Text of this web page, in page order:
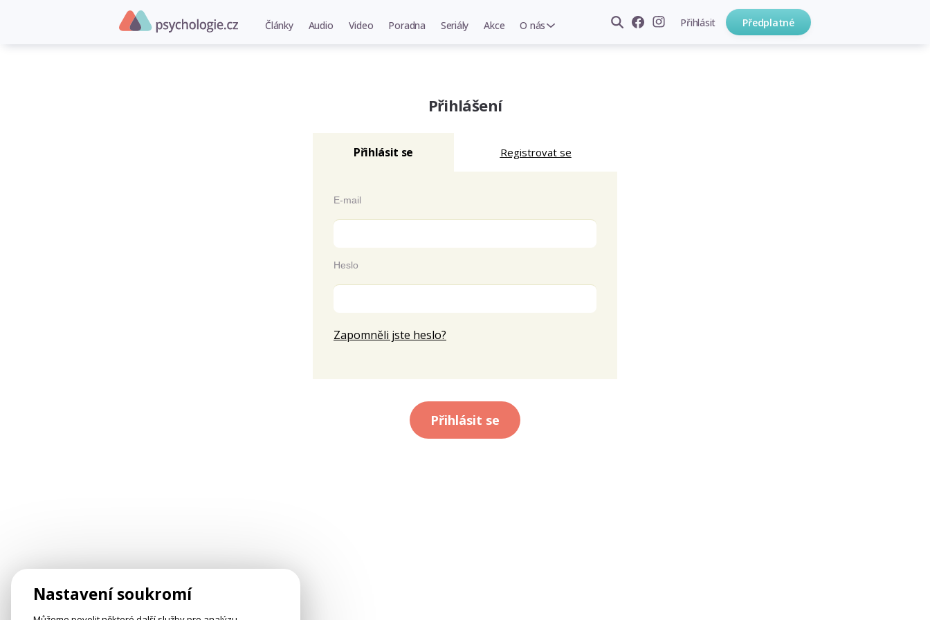
Články Audio Video Poradna Seriály Akce O nás Přihlásit Předplatné
Přihlášení
Přihlásit se Registrovat se
E-mail
Heslo
Zapomněli jste heslo?
Přihlásit se
Nastavení soukromí